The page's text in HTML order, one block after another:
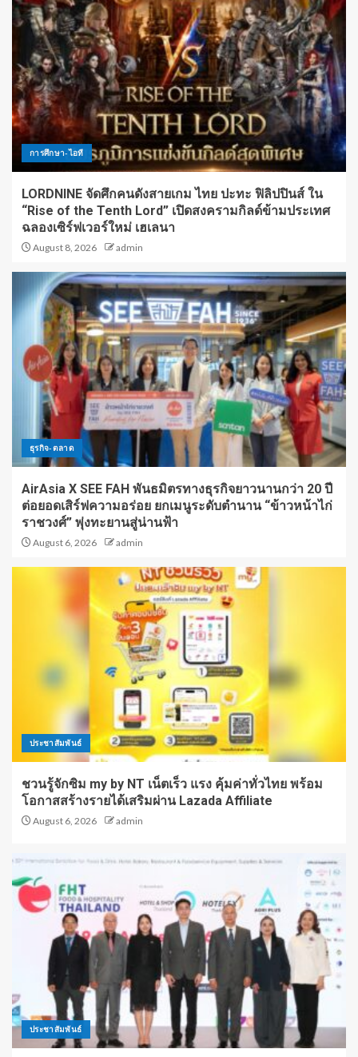
การศึกษา-ไอที
LORDNINE จัดศึกคนดังสายเกม ไทย ปะทะ ฟิลิปปินส์ ใน
“Rise of the Tenth Lord” เปิดสงครามกิลด์ข้ามประเทศ
ฉลองเซิร์ฟเวอร์ใหม่ เฮเลนา
August 8, 2026 admin
ธุรกิจ-ตลาด
AirAsia X SEE FAH พันธมิตรทางธุรกิจยาวนานกว่า 20 ปี
ต่อยอดเสิร์ฟความอร่อย ยกเมนูระดับตำนาน “ข้าวหน้าไก่
ราชวงศ์” พุ่งทะยานสู่น่านฟ้า
August 6, 2026 admin
ประชาสัมพันธ์
ชวนรู้จักซิม my by NT เน็ตเร็ว แรง คุ้มค่าทั่วไทย พร้อม
โอกาสสร้างรายได้เสริมผ่าน Lazada Affiliate
August 6, 2026 admin
ประชาสัมพันธ์